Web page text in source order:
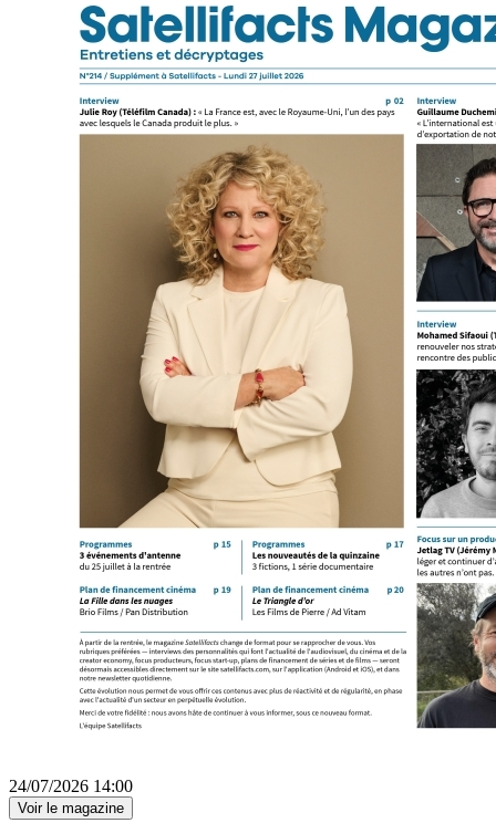
24/07/2026 14:00
Voir le magazine